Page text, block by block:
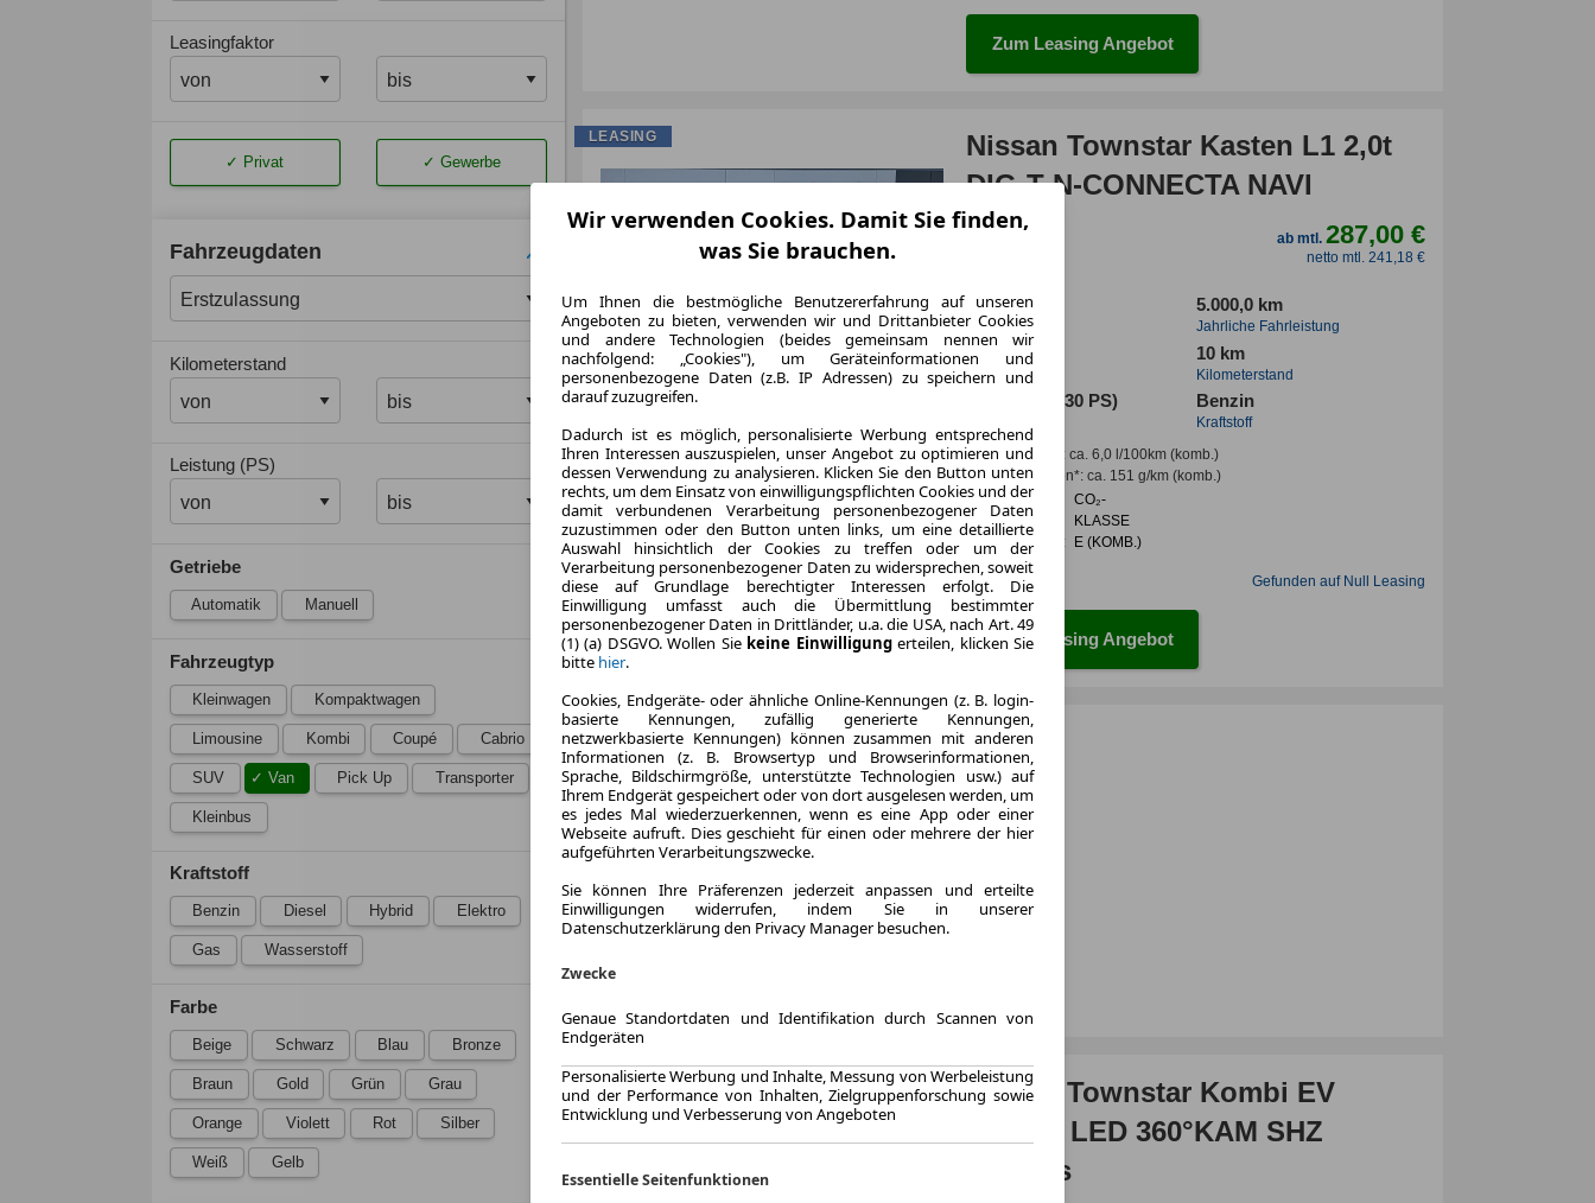
Leasingfaktor
Privat Gewerbe
Fahrzeugdaten
Kilometerstand
Leistung (PS)
Getriebe
Automatik Manuell
Fahrzeugtyp
Kleinwagen Kompaktwagen
Limousine Kombi Coupé Cabrio
SUV Van Pick Up Transporter
Kleinbus
Kraftstoff
Benzin Diesel Hybrid Elektro
Gas Wasserstoff
Farbe
Beige Schwarz Blau Bronze
Braun Gold Grün Grau
Orange Violett Rot Silber
Weiß Gelb
Zum Leasing Angebot
Nissan Townstar Kasten L1 2,0t
DIG-T N-CONNECTA NAVI
ab mtl.287,00 €
netto mtl. 241,18 €
12.2024
Erstzulassung
5.000,0 km
Jahrliche Fahrleistung
48 Monate
Laufzeit
10 km
Kilometerstand
ca. 96 kW (130 PS) Benzin
Kraftstoff
Kraftstoffverbr.¹: ca. 6,0 l/100km(komb.)
CO 2-Emissionen*: ca. 151 g/km(komb.)
Effizienzklasse:
CO₂-
KLASSE
E (KOMB.)
Gefunden auf Null Leasing
Zum Leasing Angebot
LEASING
Nissan Townstar Kombi EV
TEKNA LED 360°KAM SHZ
Keyless
LEASING
Wir verwenden Cookies. Damit Sie finden,
was Sie brauchen.
Um Ihnen die bestmögliche Benutzererfahrung auf unseren
Angeboten zu bieten, verwenden wir und Drittanbieter Cookies
und andere Technologien (beides gemeinsam nennen wir
nachfolgend: „Cookies"), um Geräteinformationen und
personenbezogene Daten (z.B. IP Adressen) zu speichern und
darauf zuzugreifen.
Dadurch ist es möglich, personalisierte Werbung entsprechend
Ihren Interessen auszuspielen, unser Angebot zu optimieren und
dessen Verwendung zu analysieren. Klicken Sie den Button unten
rechts, um dem Einsatz von einwilligungspflichten Cookies und der
damit verbundenen Verarbeitung personenbezogener Daten
zuzustimmen oder den Button unten links, um eine detaillierte
Auswahl hinsichtlich der Cookies zu treffen oder um der
Verarbeitung personenbezogener Daten zu widersprechen, soweit
diese auf Grundlage berechtigter Interessen erfolgt. Die
Einwilligung umfasst auch die Übermittlung bestimmter
personenbezogener Daten in Drittländer, u.a. die USA, nach Art. 49
(1) (a) DSGVO. Wollen Sie keine Einwilligungerteilen, klicken Sie
bitte hier.
Cookies, Endgeräte- oder ähnliche Online-Kennungen (z. B. login-
basierte Kennungen, zufällig generierte Kennungen,
netzwerkbasierte Kennungen) können zusammen mit anderen
Informationen (z. B. Browsertyp und Browserinformationen,
Sprache, Bildschirmgröße, unterstützte Technologien usw.) auf
Ihrem Endgerät gespeichert oder von dort ausgelesen werden, um
es jedes Mal wiederzuerkennen, wenn es eine App oder einer
Webseite aufruft. Dies geschieht für einen oder mehrere der hier
aufgeführten Verarbeitungszwecke.
Sie können Ihre Präferenzen jederzeit anpassen und erteilte
Einwilligungen widerrufen, indem Sie in unserer
Datenschutzerklärung den Privacy Manager besuchen.
Zwecke
Genaue Standortdaten und Identifikation durch Scannen von
Endgeräten
Personalisierte Werbung und Inhalte, Messung von Werbeleistung
und der Performance von Inhalten, Zielgruppenforschung sowie
Entwicklung und Verbesserung von Angeboten
Essentielle Seitenfunktionen